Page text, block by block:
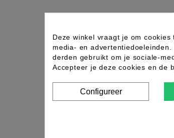
Deze winkel vraagt je om
media- en
derden gebruikt om je sociale-
Accepteer je deze cookies en de
Configureer